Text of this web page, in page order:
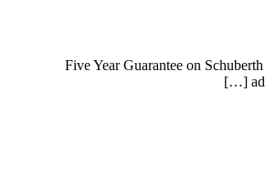
Five Year Guarantee on